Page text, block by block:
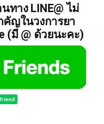
ทาง LINE@ ไม่
ญในวงการยา
(มี @ ด้วยนะคะ)